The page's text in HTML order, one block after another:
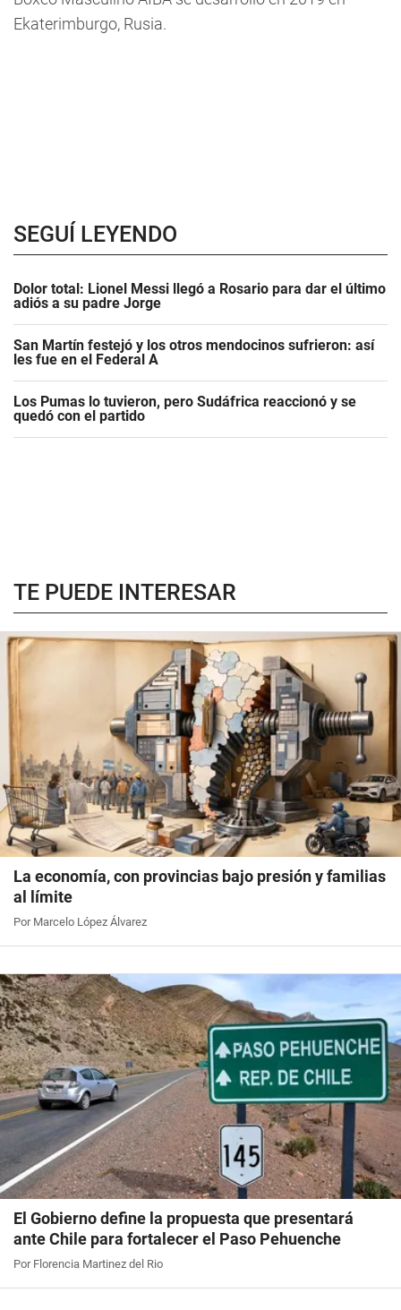
Ekaterimburgo, Rusia.
SEGUÍ LEYENDO
Dolor total: Lionel Messi llegó a Rosario para dar el último
adiós a su padre Jorge
San Martín festejó y los otros mendocinos sufrieron: así
les fue en el Federal A
Los Pumas lo tuvieron, pero Sudáfrica reaccionó y se
quedó con el partido
TE PUEDE INTERESAR
La economía, con provincias bajo presión y familias
al límite
Por Marcelo López Álvarez
El Gobierno define la propuesta que presentará
ante Chile para fortalecer el Paso Pehuenche
Por Florencia Martinez del Rio